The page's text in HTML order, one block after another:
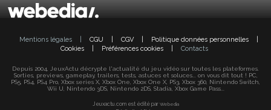
Mentions légales CGU CGV Politique données personnelles
Cookies
Préférences cookies Contacts
Depuis 2004, JeuxActu décrypte l'actualité du jeu vidéo sur toutes les plateformes.
Sorties, previews, gameplay, trailers, tests, astuces et soluces... on vous dit tout ! PC,
PS5, PS4, PS4 Pro, Xbox series X, Xbox One, Xbox One X, PS3, Xbox 360, Nintendo Switch,
Wii U, Nintendo 3DS, Nintendo 2DS, Stadia, Xbox Game Pass...
Jeuxactu.com est édité par Webedia